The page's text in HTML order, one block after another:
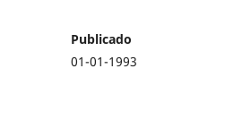
Publicado
01-01-1993